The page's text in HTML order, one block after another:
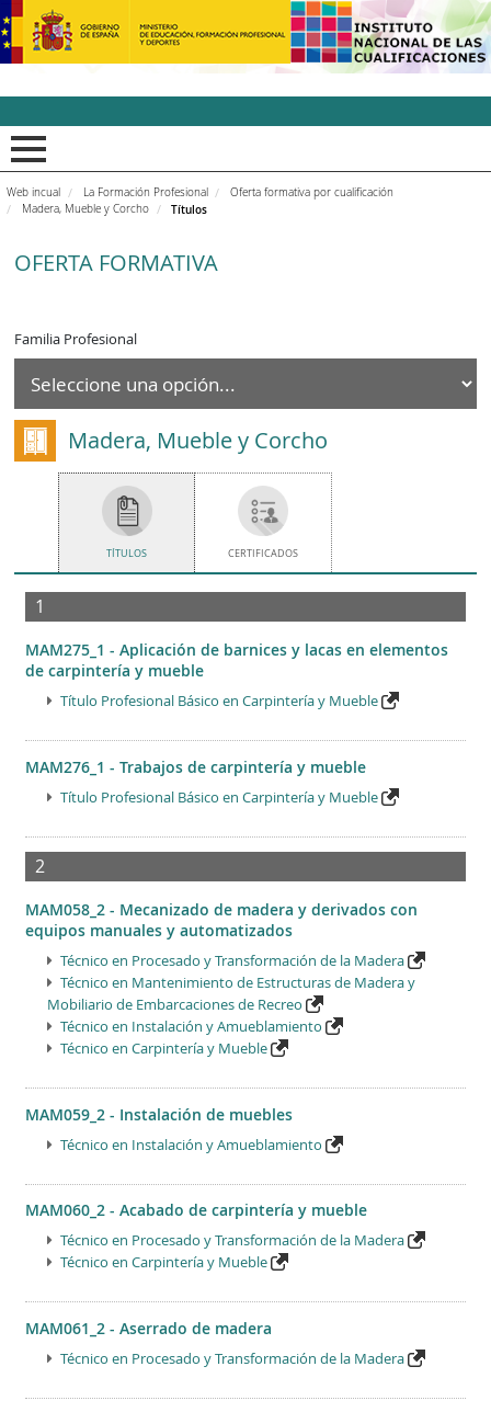
INCUAl - Instituto
Web incual La Formación Profesional
Oferta formativa por cualificación
Madera, Mueble y Corcho
Títulos
OFERTA FORMATIVA
Familia Profesional
Madera, Mueble y Corcho
TÍTULOS CERTIFICADOS
1
MAM275_1 - Aplicación de barnices y lacas en elementos
de carpintería y mueble
Título Profesional Básico en Carpintería y Mueble
MAM276_1 - Trabajos de carpintería y mueble
Título Profesional Básico en Carpintería y Mueble
2
MAM058_2 - Mecanizado de madera y derivados con
equipos manuales y automatizados
Técnico en Procesado y Transformación de la Madera
Técnico en Mantenimiento de Estructuras de Madera y
Mobiliario de Embarcaciones de Recreo
Técnico en Instalación y Amueblamiento
Técnico en Carpintería y Mueble
MAM059_2 - Instalación de muebles
Técnico en Instalación y Amueblamiento
MAM060_2 - Acabado de carpintería y mueble
Técnico en Procesado y Transformación de la Madera
Técnico en Carpintería y Mueble
MAM061_2 - Aserrado de madera
Técnico en Procesado y Transformación de la Madera